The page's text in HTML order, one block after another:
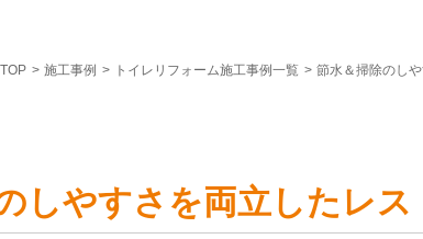
> 施工事例 > トイレリフォーム施工事例一覧 > 節水＆掃除のし
しやすさを両立したレス